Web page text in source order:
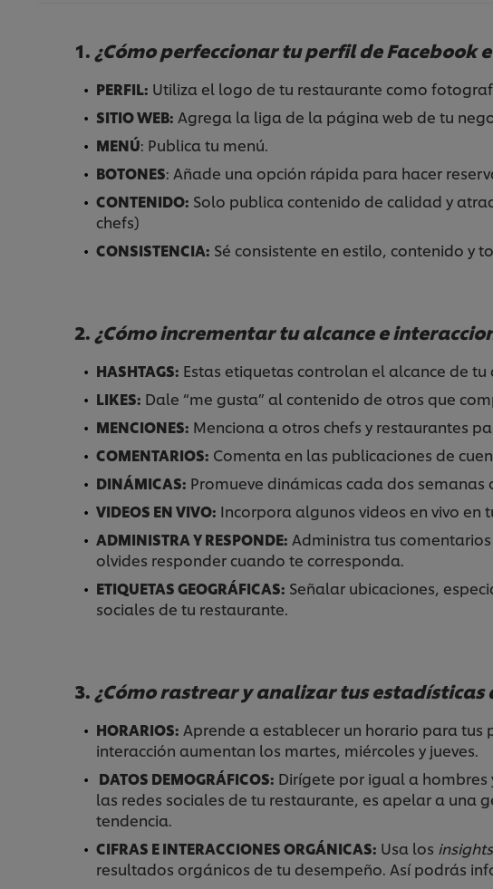
1. ¿Cómo perfeccionar tu perfil de Facebook
PERFIL: Utiliza el logo de tu restaurante como
SITIO WEB: Agrega la liga de la página web de tu
MENÚ: Publica tu menú.
BOTONES: Añade una opción rápida para hacer
CONTENIDO: Solo publica contenido de calidad y
chefs)
CONSISTENCIA: Sé consistente en estilo, contenido y
2. ¿Cómo incrementar tu alcance e
HASHTAGS: Estas etiquetas controlan el alcance de tu
LIKES: Dale “me gusta” al contenido de otros que
MENCIONES: Menciona a otros chefs y restaurantes
COMENTARIOS: Comenta en las publicaciones de
DINÁMICAS: Promueve dinámicas cada dos
VIDEOS EN VIVO: Incorpora algunos videos en vivo
ADMINISTRA Y RESPONDE: Administra tus
olvides responder cuando te corresponda.
ETIQUETAS GEOGRÁFICAS: Señalar ubicaciones,
sociales de tu restaurante.
3. ¿Cómo rastrear y analizar tus estadísticas
HORARIOS: Aprende a establecer un horario para tus
interacción aumentan los martes, miércoles y jueves.
DATOS DEMOGRÁFICOS: Dirígete por igual a
las redes sociales de tu restaurante, es apelar a una
tendencia.
CIFRAS E INTERACCIONES ORGÁNICAS: Usa los insights
resultados orgánicos de tu desempeño. Así podrás